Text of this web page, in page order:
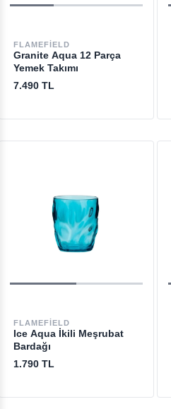
FLAMEFIELD
Granite Aqua 12 Parça
Yemek Takımı
7.490 TL
FLAMEFIELD
Ice Aqua İkili Meşrubat
Bardağı
1.790 TL